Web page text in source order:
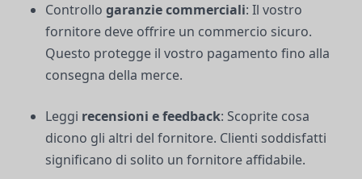
Controllo garanzie commerciali: Il vostro
fornitore deve offrire un commercio sicuro.
Questo protegge il vostro pagamento fino alla
consegna della merce.
Leggi recensioni e feedback: Scoprite cosa
dicono gli altri del fornitore. Clienti soddisfatti
significano di solito un fornitore affidabile.